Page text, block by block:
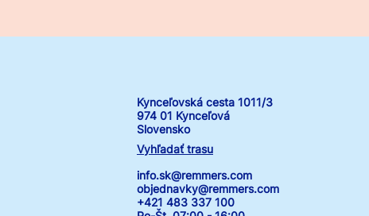
Kynceľovská cesta 1011/3
974 01 Kynceľová
Slovensko
Vyhľadať trasu
info.sk@remmers.com
objednavky@remmers.com
+421 483 337 100